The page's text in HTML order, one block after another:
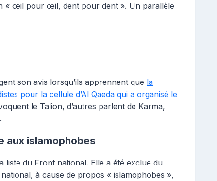
« œil pour œil, dent pour dent ». Un parallèle
son avis lorsqu’ils apprennent que la
pour la cellule d’Al Qaeda qui a organisé le
le Talion, d’autres parlent de Karma,
aux islamophobes
liste du Front national. Elle a été exclue du
à cause de propos « islamophobes »,